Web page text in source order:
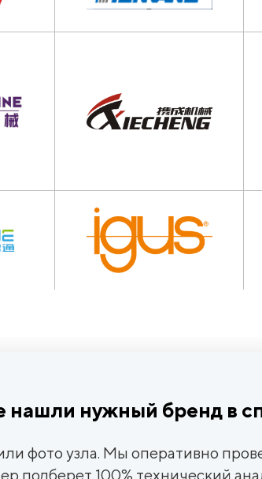
нашли нужный бренд в
фото узла. Мы оперативно
подберет 100% технический